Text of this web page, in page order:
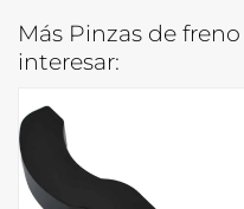
Más Pinzas de
interesar: